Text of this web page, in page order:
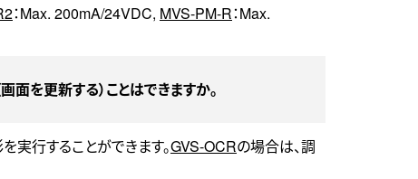
：Max. 200mA/24VDC, MVS-PM-R：Max.
を更新する）ことはできますか。
実行することができます。GVS-OCRの場合は、調